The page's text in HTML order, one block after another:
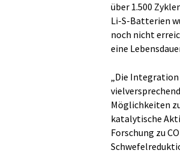
über 1.500
Li-S-Batterien
noch nicht
eine
„Die
Möglichkeiten
katalytische
Forschung zu